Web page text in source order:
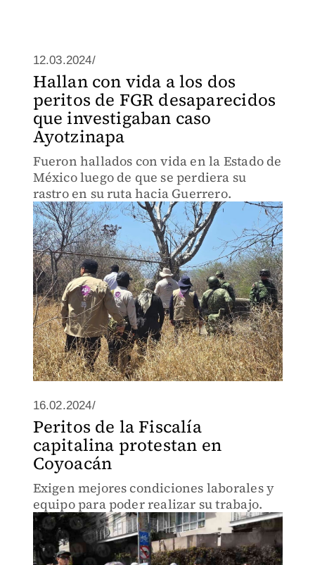
12.03.2024/
Hallan con vida a los dos
peritos de FGR desaparecidos
que investigaban caso
Ayotzinapa
Fueron hallados con vida en la Estado de
México luego de que se perdiera su
rastro en su ruta hacia Guerrero.
16.02.2024/
Peritos de la Fiscalía
capitalina protestan en
Coyoacán
Exigen mejores condiciones laborales y
equipo para poder realizar su trabajo.